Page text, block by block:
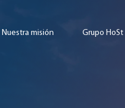
Nuestra misión Grupo HoSt